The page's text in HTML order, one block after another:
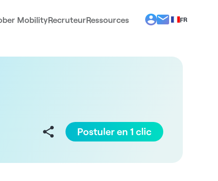
MobilityRecruteurRessources
FR
ES
Postuler en 1 clic